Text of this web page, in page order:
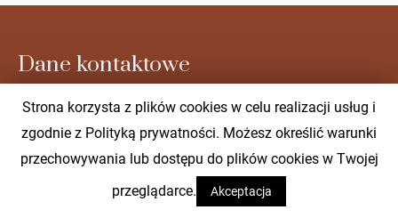
Dane kontaktowe
Muzeum Początków Państwa Polskiego w Gnieźnie
ul. Kostrzewskiego 1, 62-200 Gniezno
sekretariat@muzeumgniezno.pl
Strona korzysta z plików cookies w celu realizacji usług i
zgodnie z Polityką prywatności. Możesz określić warunki
przechowywania lub dostępu do plików cookies w Twojej
przeglądarce.
Akceptacja